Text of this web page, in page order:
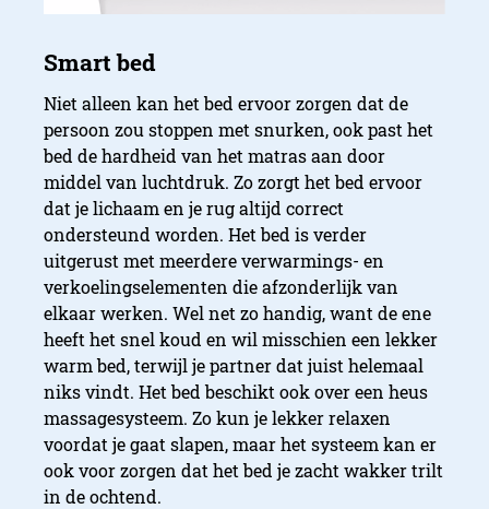
Niet alleen kan het bed ervoor zorgen dat de
persoon zou stoppen met snurken, ook past het
bed de hardheid van het matras aan door
middel van luchtdruk. Zo zorgt het bed ervoor
dat je lichaam en je rug altijd correct
ondersteund worden. Het bed is verder
uitgerust met meerdere verwarmings- en
verkoelingselementen die afzonderlijk van
elkaar werken. Wel net zo handig, want de ene
heeft het snel koud en wil misschien een lekker
warm bed, terwijl je partner dat juist helemaal
niks vindt. Het bed beschikt ook over een heus
massagesysteem. Zo kun je lekker relaxen
voordat je gaat slapen, maar het systeem kan er
ook voor zorgen dat het bed je zacht wakker trilt
in de ochtend.